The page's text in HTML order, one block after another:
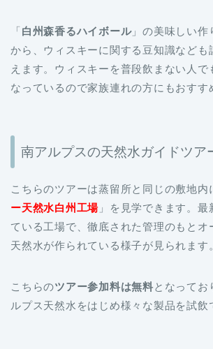
「白州森香るハイボール」の美味しい作
から、ウィスキーに関する豆知識なども
えます。ウィスキーを普段飲まない人で
なっているので家族連れの方にもおすす
南アルプスの天然水ガイドツア
こちらのツアーは蒸留所と同じの敷地内
ー天然水白州工場 」を見学できます。
ている工場で、徹底された管理のもとオ
天然水が作られている様子が見られます。
こちらのツアー参加料は無料となってお
ルプス天然水をはじめ様々な製品を試飲